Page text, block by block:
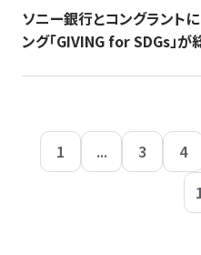
ソニー銀行とコングラント
ング「GIVING for SDGs」
1 ... 3 4